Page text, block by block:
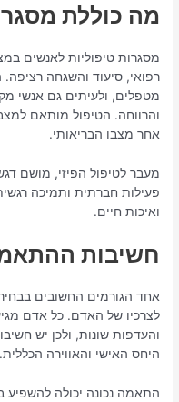
מה כוללת
מסגרות טיפוליות לאנשים
רפואי, סיעוד והשגחה רציפה.
מטפלים, ולעיתים גם אנשי
והרווחה. הטיפול מותאם
אחר מצבו הבריאותי.
מעבר לטיפול הפיזי, מושם
פעילות חברתית ותמיכה
ואיכות חיים.
חשיבות
אחד הגורמים החשובים
לצרכיו של האדם. כל אדם
והעדפות שונות, ולכן יש
היחס האישי והאווירה הכללית.
התאמה נכונה יכולה להשפיע